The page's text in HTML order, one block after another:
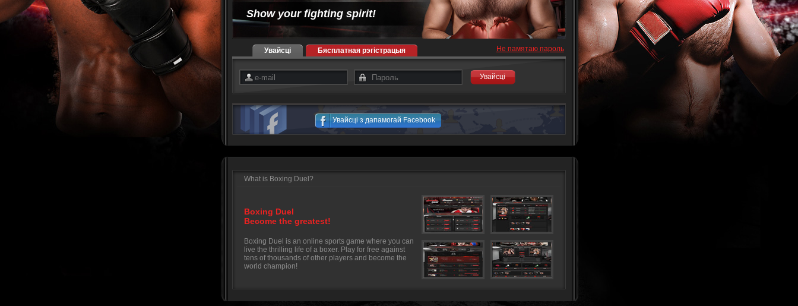
Show your fighting spirit!
Увайсці Бясплатная рэгістрацыя Не памятаю пароль
Увайсці
Увайсці з дапамогай Facebook
What is Boxing Duel?
Boxing Duel
Become the greatest!
Boxing Duel is an online sports game where you can
live the thrilling life of a boxer. Play for free against
tens of thousands of other players and become the
world champion!